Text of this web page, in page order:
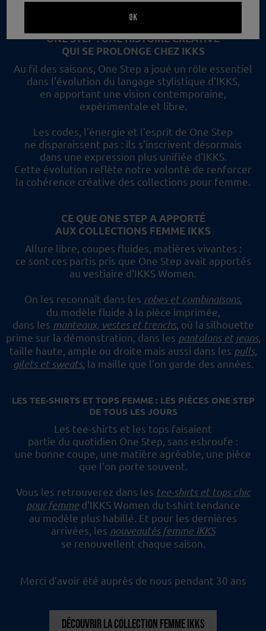
ONE STEP : UNE HISTOIRE CRÉATIVE
QUI SE PROLONGE CHEZ IKKS
Au fil des saisons, One Step a joué un rôle essentiel
dans l'évolution du langage stylistique d'IKKS,
en apportant une vision contemporaine,
expérimentale et libre.
Les codes, l'énergie et l'esprit de One Step
ne disparaissent pas : ils s'inscrivent désormais
dans une expression plus unifiée d'IKKS.
Cette évolution reflète notre volonté de renforcer
la cohérence créative des collections pour femme.
CE QUE ONE STEP A APPORTÉ
AUX COLLECTIONS FEMME IKKS
Allure libre, coupes fluides, matières vivantes :
ce sont ces partis pris que One Step avait apportés
au vestiaire d'IKKS Women.
On les reconnaît dans les robes et combinaisons,
du modèle fluide à la pièce imprimée,
dans les manteaux, vestes et trenchs, où la silhouette
prime sur la démonstration, dans les pantalons et jeans,
taille haute, ample ou droite mais aussi dans les pulls,
gilets et sweats, la maille que l'on garde des années.
LES TEE-SHIRTS ET TOPS FEMME : LES PIÈCES ONE STEP
DE TOUS LES JOURS
Les tee-shirts et les tops faisaient
partie du quotidien One Step, sans esbroufe :
une bonne coupe, une matière agréable, une pièce
que l'on porte souvent.
Vous les retrouverez dans les tee-shirts et tops chic
pour femmed'IKKS Women du t-shirt tendance
au modèle plus habillé. Et pour les dernières
arrivées, les nouveautés femme IKKS
se renouvellent chaque saison.
Merci d’avoir été auprès de nous pendant 30 ans
DÉCOUVRIR LA COLLECTION FEMME IKKS
OK